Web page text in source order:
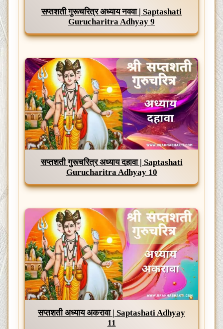
सप्तशती गुरूचरित्र अध्याय नववा | Saptashati
Gurucharitra Adhyay 9
सप्तशती गुरूचरित्र अध्याय दहावा | Saptashati
Gurucharitra Adhyay 10
सप्तशती अध्याय अकरावा | Saptashati Adhyay
11